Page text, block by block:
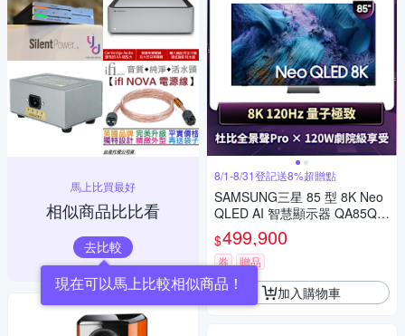
馬上比買最好
相似商品比比看
去比較
現在可以馬上比較相似商品！
8/1-8/31登記送8%超贈點
SAMSUNG三星 85 型 8K Neo
QLED AI 智慧顯示器 QA85QN
990FXXZW
$499,900
券 贈品
加入購物車